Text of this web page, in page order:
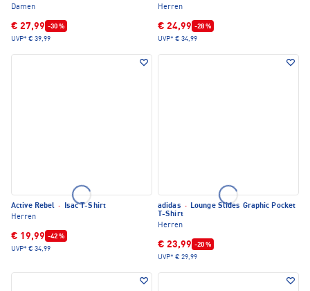
Damen
€ 27,99 -30 %
UVP* € 39,99
Herren
€ 24,99 -28 %
UVP* € 34,99
Active Rebel ·
Isac T-Shirt
Herren
€ 19,99 -42 %
UVP* € 34,99
adidas · Lounge Slides Graphic Pocket
T-Shirt
Herren
€ 23,99 -20 %
UVP* € 29,99